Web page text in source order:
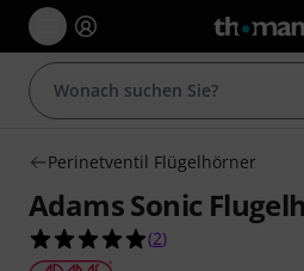
Perinetventil Flügelhörner
Adams Sonic
5.0 von 5 Sternen
(2)